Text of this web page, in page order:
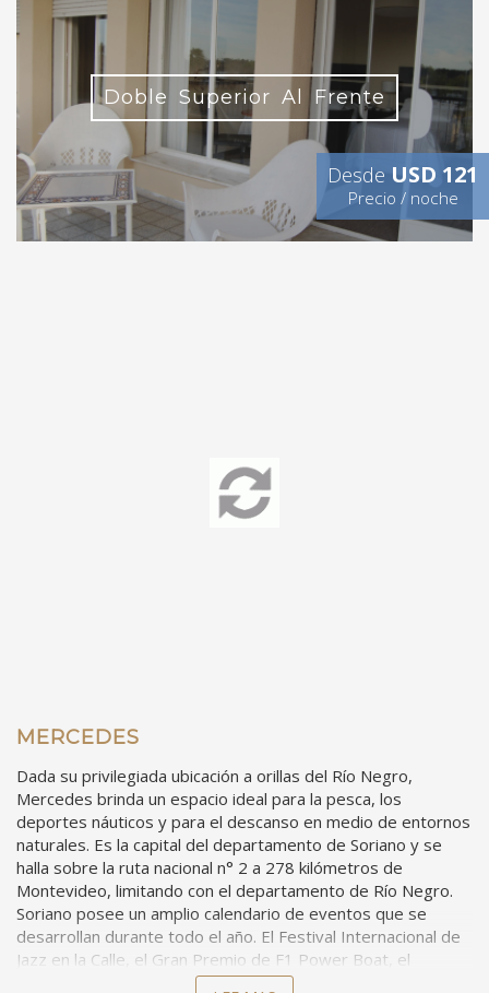
Doble Superior Al Frente
Desde USD 121
Precio / noche
/hotel/hotel-mercedes
MERCEDES
Dada su privilegiada ubicación a orillas del Río Negro,
Mercedes brinda un espacio ideal para la pesca, los
deportes náuticos y para el descanso en medio de entornos
naturales. Es la capital del departamento de Soriano y se
halla sobre la ruta nacional n° 2 a 278 kilómetros de
Montevideo, limitando con el departamento de Río Negro.
Soriano posee un amplio calendario de eventos que se
desarrollan durante todo el año. El Festival Internacional de
Jazz en la Calle, el Gran Premio de F1 Power Boat, el
Carnaval y el festival “Grito de Asencio”, son solo algunos